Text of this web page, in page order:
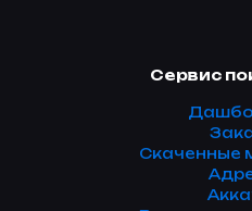
Сервис
Скаченные